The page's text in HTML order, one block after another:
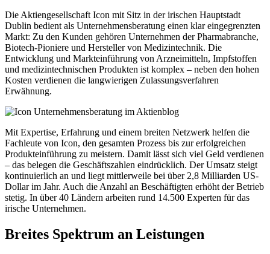
Die Aktiengesellschaft Icon mit Sitz in der irischen Hauptstadt
Dublin bedient als Unternehmensberatung einen klar eingegrenzten
Markt: Zu den Kunden gehören Unternehmen der Pharmabranche,
Biotech-Pioniere und Hersteller von Medizintechnik. Die
Entwicklung und Markteinführung von Arzneimitteln, Impfstoffen
und medizintechnischen Produkten ist komplex – neben den hohen
Kosten verdienen die langwierigen Zulassungsverfahren
Erwähnung.
Mit Expertise, Erfahrung und einem breiten Netzwerk helfen die
Fachleute von Icon, den gesamten Prozess bis zur erfolgreichen
Produkteinführung zu meistern. Damit lässt sich viel Geld verdienen
– das belegen die Geschäftszahlen eindrücklich. Der Umsatz steigt
kontinuierlich an und liegt mittlerweile bei über 2,8 Milliarden US-
Dollar im Jahr. Auch die Anzahl an Beschäftigten erhöht der Betrieb
stetig. In über 40 Ländern arbeiten rund 14.500 Experten für das
irische Unternehmen.
Breites Spektrum an Leistungen